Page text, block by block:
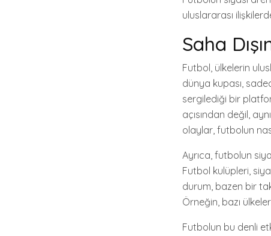
uluslararası
Saha
Futbol, ülkelerin
dünya kupası,
sergilediği bir
açısından değil,
olaylar, futbolun
Ayrıca, futbolun
Futbol kulüpleri,
durum, bazen bir
Örneğin, bazı
Futbolun bu denli